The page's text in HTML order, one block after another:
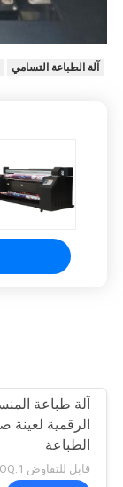
آلة الطباعة التسامي
آلة طباعة
الرقمية لعينة
الطباعة
قابل للتفاوض MOQ:1 مجموعة